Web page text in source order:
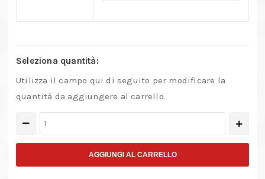
Seleziona quantità:
Utilizza il campo qui di seguito per modificare la
quantità da aggiungere al carrello.
porcellanato
AGGIUNGI AL CARRELLO